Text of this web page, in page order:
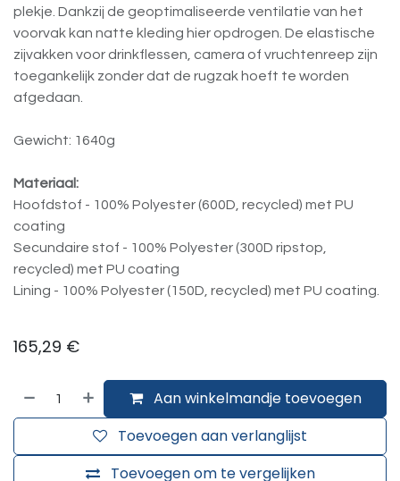
plekje. Dankzij de geoptimaliseerde ventilatie van het
voorvak kan natte kleding hier opdrogen. De elastische
zijvakken voor drinkflessen, camera of vruchtenreep zijn
toegankelijk zonder dat de rugzak hoeft te worden
afgedaan.
Gewicht: 1640g
Materiaal:
Hoofdstof - 100% Polyester (600D, recycled) met PU
coating
Secundaire stof - 100% Polyester (300D ripstop,
recycled) met PU coating
Lining - 100% Polyester (150D, recycled) met PU coating.
165,29 €
Aan winkelmandje toevoegen
Toevoegen om te vergelijken
Toevoegen aan verlanglijst